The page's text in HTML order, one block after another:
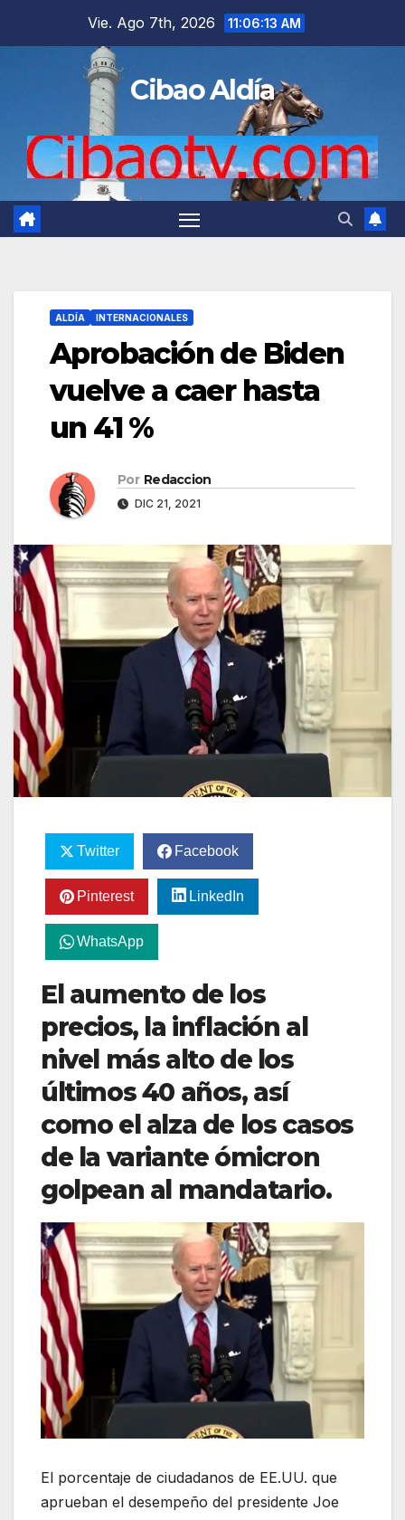
Vie. Ago 7th, 2026 11:06:14 AM
Cibao Aldía
ALDÍA INTERNACIONALES
Aprobación de Biden
vuelve a caer hasta
un 41 %
Por Redaccion
DIC 21, 2021
Twitter Facebook
Pinterest LinkedIn
WhatsApp
El aumento de los
precios, la inflación al
nivel más alto de los
últimos 40 años, así
como el alza de los casos
de la variante ómicron
golpean al mandatario.
El porcentaje de ciudadanos de EE.UU. que
aprueban el desempeño del presidente Joe